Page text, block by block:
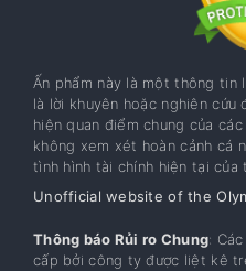
Ấn phẩm này là một thông
là lời khuyên hoặc nghiên cứu
hiện quan điểm chung của
không xem xét hoàn cảnh cá
tình hình tài chính hiện tại của
Unofficial website of the
Thông báo Rủi ro Chung:
cấp bởi công ty được liệt kê